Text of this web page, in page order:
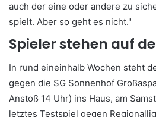
auch der eine oder andere zu
spielt. Aber so geht es nicht."
Spieler stehen auf
In rund eineinhalb Wochen steht
gegen die SG Sonnenhof
Anstoß 14 Uhr) ins Haus, am
letztes Testspiel gegen